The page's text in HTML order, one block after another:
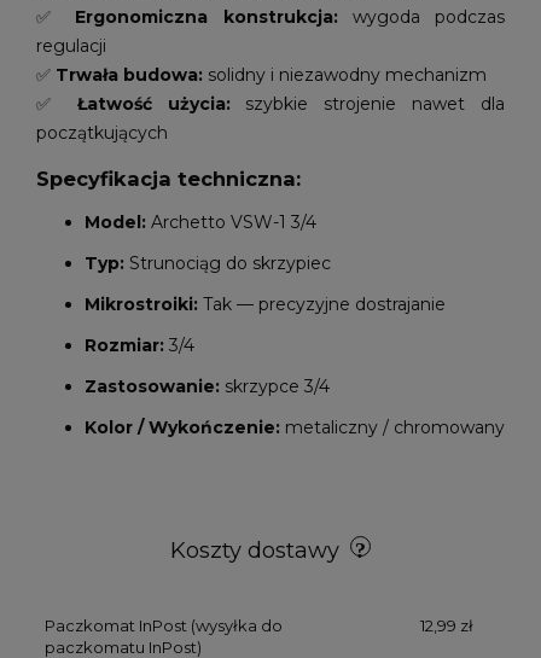
✅ Ergonomiczna konstrukcja: wygoda podczas
regulacji
✅ Trwała budowa: solidny i niezawodny mechanizm
✅ Łatwość użycia: szybkie strojenie nawet dla
początkujących
Specyfikacja techniczna:
Model: Archetto VSW-1 3/4
Typ: Strunociąg do skrzypiec
Mikrostroiki: Tak — precyzyjne dostrajanie
Rozmiar: 3/4
Zastosowanie: skrzypce 3/4
Kolor / Wykończenie: metaliczny / chromowany
Koszty dostawy
Paczkomat InPost (wysyłka do
paczkomatu InPost)
12,99 zł